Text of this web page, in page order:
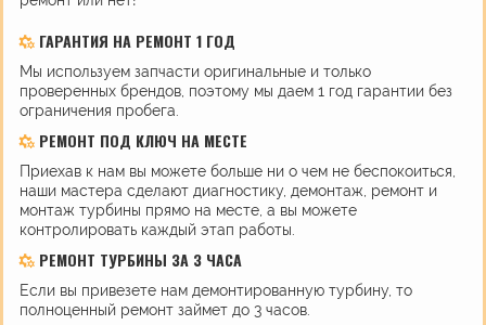
ГАРАНТИЯ НА РЕМОНТ 1 ГОД
Мы используем запчасти оригинальные и только
проверенных брендов, поэтому мы даем 1 год гарантии без
ограничения пробега.
РЕМОНТ ПОД КЛЮЧ НА МЕСТЕ
Приехав к нам вы можете больше ни о чем не беспокоиться,
наши мастера сделают диагностику, демонтаж, ремонт и
монтаж турбины прямо на месте, а вы можете
контролировать каждый этап работы.
РЕМОНТ ТУРБИНЫ ЗА 3 ЧАСА
Если вы привезете нам демонтированную турбину, то
полноценный ремонт займет до 3 часов.